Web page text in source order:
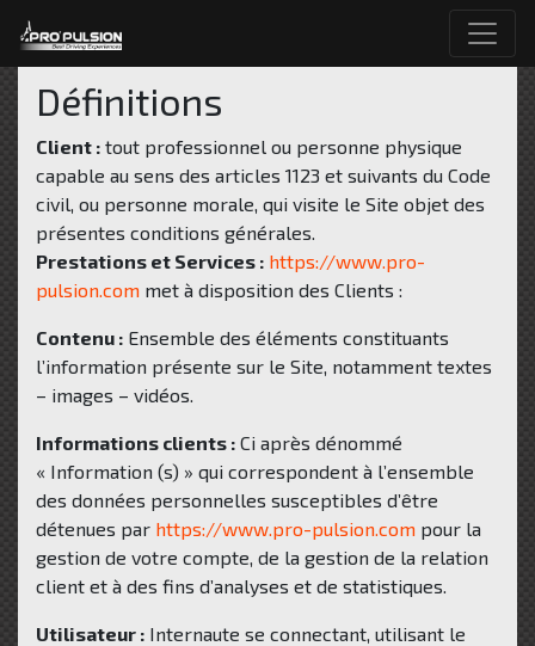
Définitions
Client : tout professionnel ou personne physique
capable au sens des articles 1123 et suivants du Code
civil, ou personne morale, qui visite le Site objet des
présentes conditions générales.
Prestations et Services : https://www.pro-
pulsion.com met à disposition des Clients :
Contenu : Ensemble des éléments constituants
l’information présente sur le Site, notamment textes
– images – vidéos.
Informations clients : Ci après dénommé
« Information (s) » qui correspondent à l’ensemble
des données personnelles susceptibles d’être
détenues par https://www.pro-pulsion.com pour la
gestion de votre compte, de la gestion de la relation
client et à des fins d’analyses et de statistiques.
Utilisateur : Internaute se connectant, utilisant le